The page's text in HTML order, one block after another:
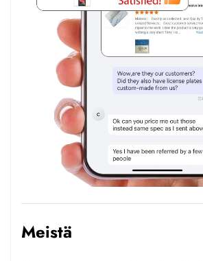
Meistä